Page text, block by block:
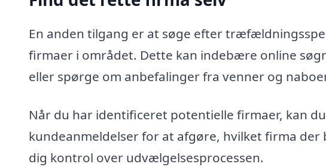
En anden tilgang er at søge efter
firmaer i området. Dette kan indebære online
eller spørge om anbefalinger fra venner og
Når du har identificeret potentielle firmaer, kan
kundeanmeldelser for at afgøre, hvilket firma
dig kontrol over udvælgelsesprocessen.